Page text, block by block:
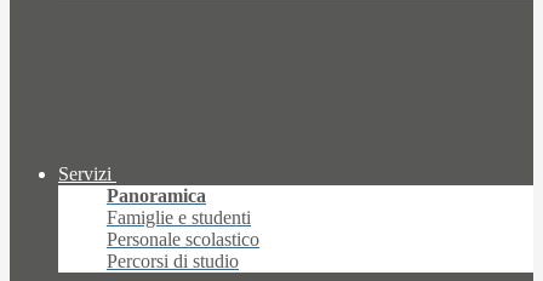
Servizi
Panoramica
Famiglie e studenti
Personale scolastico
Percorsi di studio